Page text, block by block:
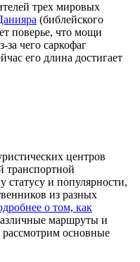
трех мировых
(библейского
поверье, что мощи
за чего саркофаг
его длина достигает
центров
транспортной
статусу и популярности,
из разных
о том, как
маршруты и
основные